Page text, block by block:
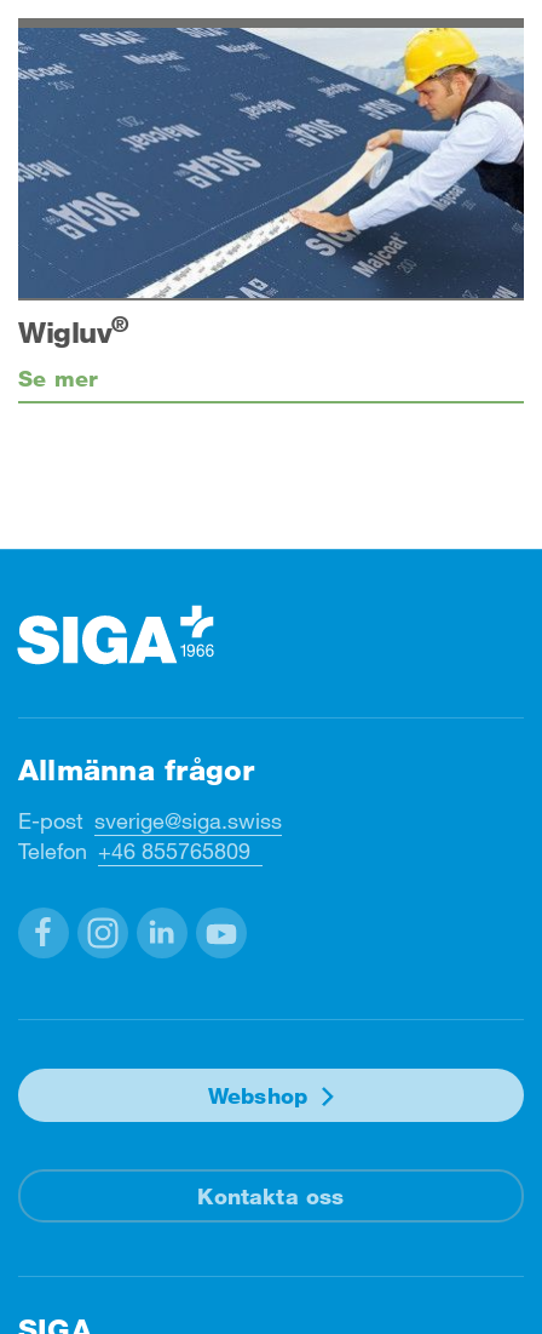
Wigluv®
Se mer
Allmänna frågor
E-post sverige@siga.swiss
Telefon +46 855765809
Webshop
Kontakta oss